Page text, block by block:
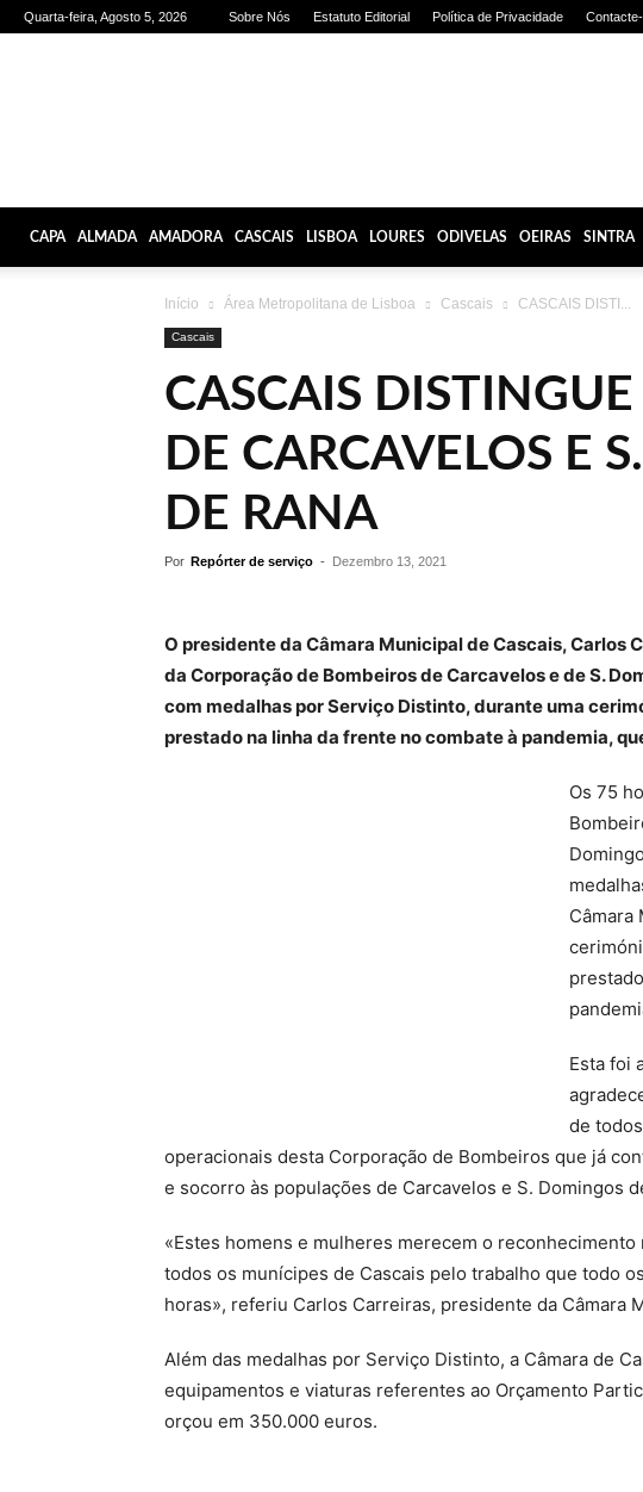
Quarta-feira, Agosto 5, 2026 Sobre Nós Estatuto Editorial Política de Privacidade
CAPA ALMADA AMADORA CASCAIS LISBOA LOURES ODIVELAS OEIRAS SINTRA
Início Área Metropolitana de Lisboa Cascais CASCAIS DISTI...
Cascais
CASCAIS
DE CARCAVELOS E
DE RANA
Por Repórter de serviço - Dezembro 13, 2021
O presidente da Câmara Municipal de Cascais, Carlos
da Corporação de Bombeiros de Carcavelos e de S.
com medalhas por Serviço Distinto, durante uma
prestado na linha da frente no combate à pandemia,
Os 75
Câmara
Esta foi
de
operacionais desta Corporação de Bombeiros que já
e socorro às populações de Carcavelos e S. Domingos
«Estes homens e mulheres merecem o reconhecimento
todos os munícipes de Cascais pelo trabalho que todo
horas», referiu Carlos Carreiras, presidente da Câmara
Além das medalhas por Serviço Distinto, a Câmara de
equipamentos e viaturas referentes ao Orçamento
orçou em 350.000 euros.